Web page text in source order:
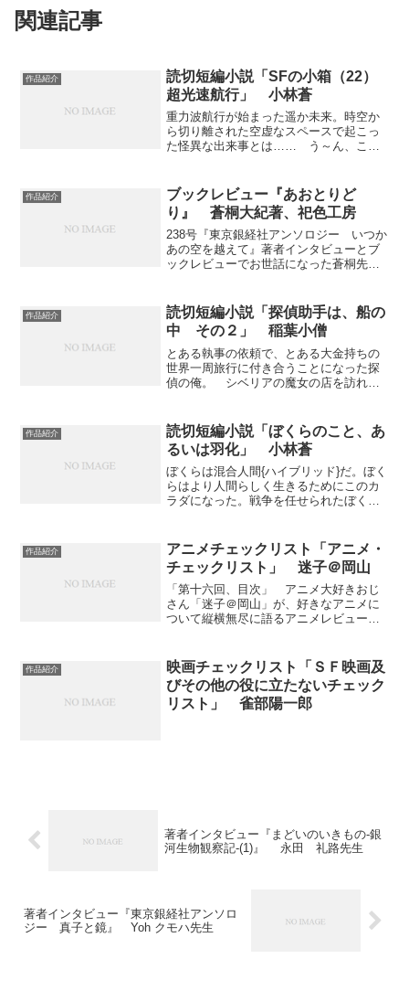
関連記事
作品紹介
読切短編小説「SFの小箱（22）
超光速航行」 小林蒼
重力波航行が始まった遥か未来。時空か
ら切り離された空虚なスペースで起こっ
た怪異な出来事とは…… う～ん、これ
え。
作品紹介
ブックレビュー『あおとりど
り』 蒼桐大紀著、祀色工房
238号『東京銀経社アンソロジー いつか
あの空を越えて』著者インタビューとブ
ックレビューでお世話になった蒼桐先生
に思ったこともありましたので、特別に
蒼桐先生にご登場をお...
作品紹介
読切短編小説「探偵助手は、船の
中 その２」 稲葉小僧
とある執事の依頼で、とある大金持ちの
世界一周旅行に付き合うことになった探
偵の俺。 シベリアの魔女の店を訪れた
作品紹介
読切短編小説「ぼくらのこと、あ
るいは羽化」 小林蒼
ぼくらは混合人間{ハイブリッド}だ。ぼく
らはより人間らしく生きるためにこのカ
ラダになった。戦争を任せられたぼくら
作品紹介
アニメチェックリスト「アニメ・
チェックリスト」 迷子＠岡山
「第十六回、目次」 アニメ大好きおじ
さん「迷子＠岡山」が、好きなアニメに
ついて縦横無尽に語るアニメレビュー十
アート・オンライン』『わんぱく探偵
団』『終末ツーリング』『薬...
作品紹介
映画チェックリスト「ＳＦ映画及
びその他の役に立たないチェック
リスト」 雀部陽一郎
著者インタビュー『まどいのいきもの-銀
河生物観察記-(1)』 永田 礼路先生
著者インタビュー『東京銀経社アンソロ
ジー 真子と鏡』 Yoh クモハ先生